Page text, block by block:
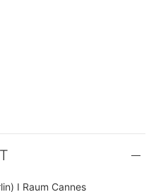
I Raum Cannes